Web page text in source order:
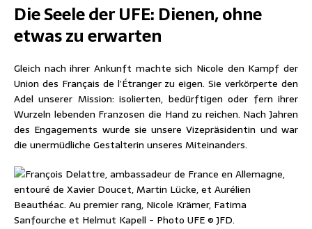
Die Seele der UFE: Dienen, ohne
etwas zu erwarten
Gleich nach ihrer Ankunft machte sich Nicole den Kampf der
Union des Français de l’Étranger zu eigen. Sie verkörperte den
Adel unserer Mission: isolierten, bedürftigen oder fern ihrer
Wurzeln lebenden Franzosen die Hand zu reichen. Nach Jahren
des Engagements wurde sie unsere Vizepräsidentin und war
die unermüdliche Gestalterin unseres Miteinanders.